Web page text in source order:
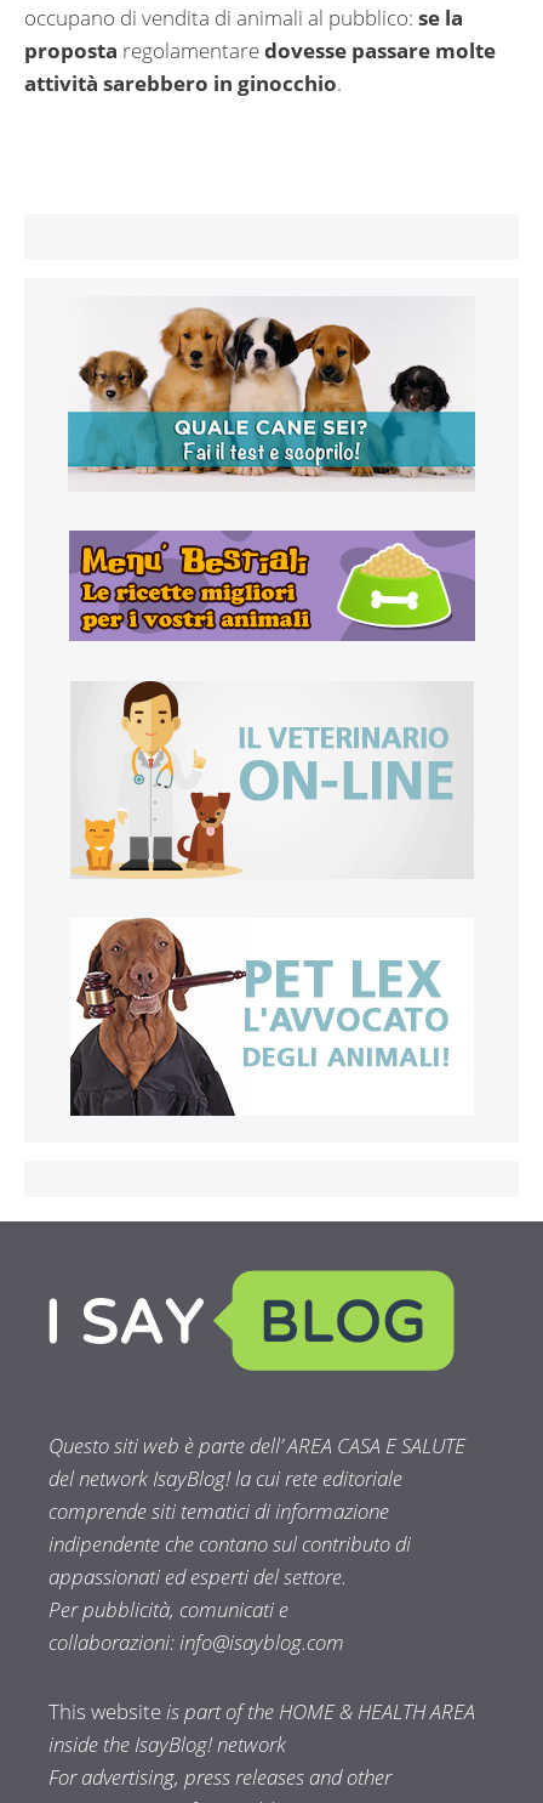
occupano di vendita di animali al pubblico: se la
proposta regolamentaredovesse passare molte
attività sarebbero in ginocchio.
Questo siti web è parte dell’ AREA CASA E SALUTE
del network IsayBlog! la cui rete editoriale
comprende siti tematici di informazione
indipendente che contano sul contributo di
appassionati ed esperti del settore.
Per pubblicità, comunicati e
collaborazioni:info@isayblog.com
This websiteis part of the HOME & HEALTH AREA
inside the IsayBlog! network
For advertising, press releases and other